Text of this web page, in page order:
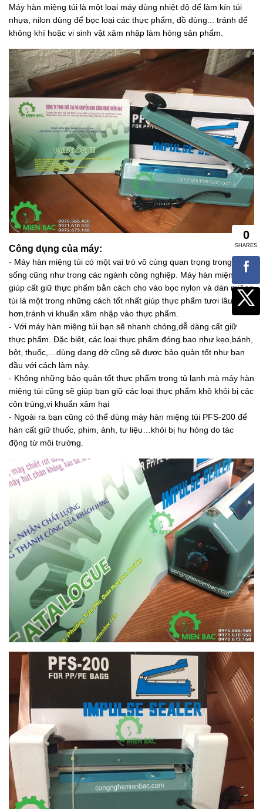
Máy hàn miệng túi là một loại máy dùng nhiệt độ để làm kín túi
nhựa, nilon dùng để bọc loại các thực phẩm, đồ dùng... tránh để
không khí hoặc vi sinh vật xâm nhập làm hỏng sản phẩm.
Công dụng của máy:
- Máy hàn miệng túi có một vai trò vô cùng quan trọng trong đời
sống cũng như trong các ngành công nghiệp. Máy hàn miệng túi
giúp cất giữ thực phẩm bằn cách cho vào bọc nylon và dán miệng
túi là một trong những cách tốt nhất giúp thực phẩm tươi lâu
hơn,tránh vi khuẩn xâm nhập vào thực phẩm.
- Với máy hàn miệng túi bạn sẽ nhanh chóng,dễ dàng cất giữ
thực phẩm. Đặc biệt, các loại thực phẩm đóng bao như kẹo,bánh,
bột, thuốc,…dùng dang dở cũng sẽ được bảo quản tốt như ban
đầu với cách làm này.
- Không những bảo quản tốt thực phẩm trong tủ lạnh mà máy hàn
miệng túi cũng sẽ giúp bạn giữ các loại thực phẩm khô khỏi bị các
côn trùng,vi khuẩn xâm hại
- Ngoài ra bạn cũng có thể dùng máy hàn miệng túi PFS-200 để
hàn cất giữ thuốc, phim, ảnh, tư liệu…khỏi bị hư hỏng do tác
động từ môi trường.